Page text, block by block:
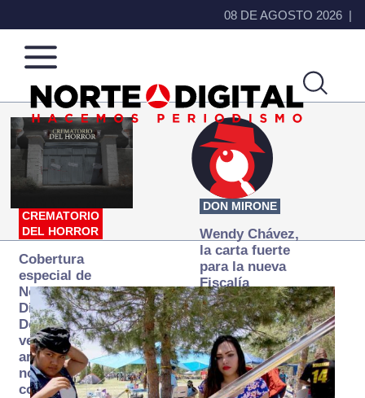
08 DE AGOSTO 2026
Norte
de
Ciudad
Más
que
noticias,
hacemos periodismo
CREMATORIO
DEL HORROR
Cobertura
especial de
Norte
Digital:
Donde la
verdad
arde… pero
no se
consume
DON MIRONE
Wendy Chávez,
la carta fuerte
para la nueva
Fiscalía
autónoma